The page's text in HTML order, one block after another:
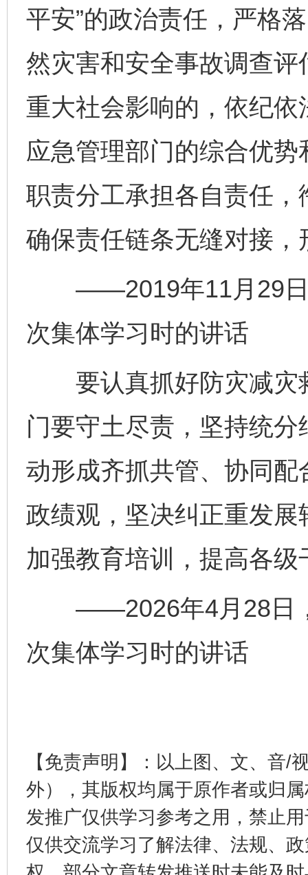
平安”的政治责任，严格
然灾害和安全事故调查
重大社会影响的，依纪
应急管理部门的综合优
职责分工承担各自责任，
确保责任链条无缝对接，
——2019年11月29日
次集体学习时的讲话
要认真抓好防灾减灾
门要守土尽责，坚持统
动形成齐抓共管、协同
政绩观，坚决纠正重发
加强教育培训，提高各
——2026年4月28日，
次集体学习时的讲话
【免责声明】：以上图、文、音/
外），其版权均属于原作者或归
发推广仅供学习参考之用，禁止
仅供交流学习了解法律、法规、
完善运行机制助力责任有效落实
东山县通报“牛蛙产品抗生素超标问题” 法